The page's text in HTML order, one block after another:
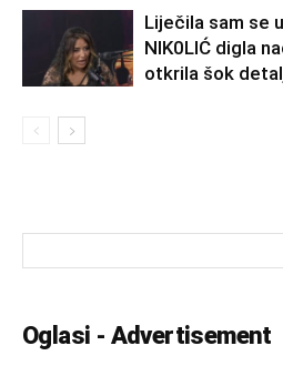
Liječila sam se
NlK0LlĆ digla
otkrila šok
Oglasi - Advertisement